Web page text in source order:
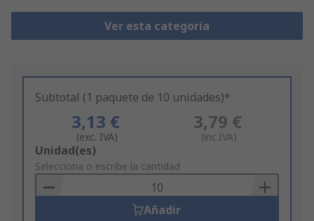
Ver esta categoría
Subtotal (1 paquete de 10 unidades)*
3,13 €
(exc. IVA)
3,79 €
(inc.IVA)
Add
to
Basket
Unidad(es)
Selecciona o escribe la cantidad
Añadir